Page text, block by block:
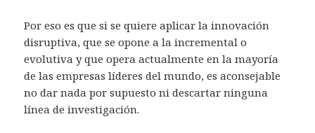
Por eso es que si se quiere aplicar la innovación
disruptiva, que se opone a la incremental o
evolutiva y que opera actualmente en la mayoría
de las empresas líderes del mundo, es aconsejable
no dar nada por supuesto ni descartar ninguna
línea de investigación.